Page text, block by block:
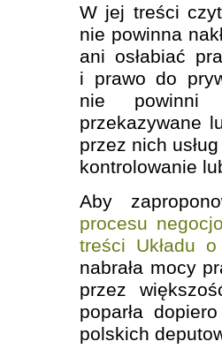
W jej treści
nie powinna
ani osłabiać
i prawo do
nie powinni
przekazywane
przez nich
kontrolowanie
Aby
procesu
treści Układu
nabrała mocy
przez
poparła
polskich